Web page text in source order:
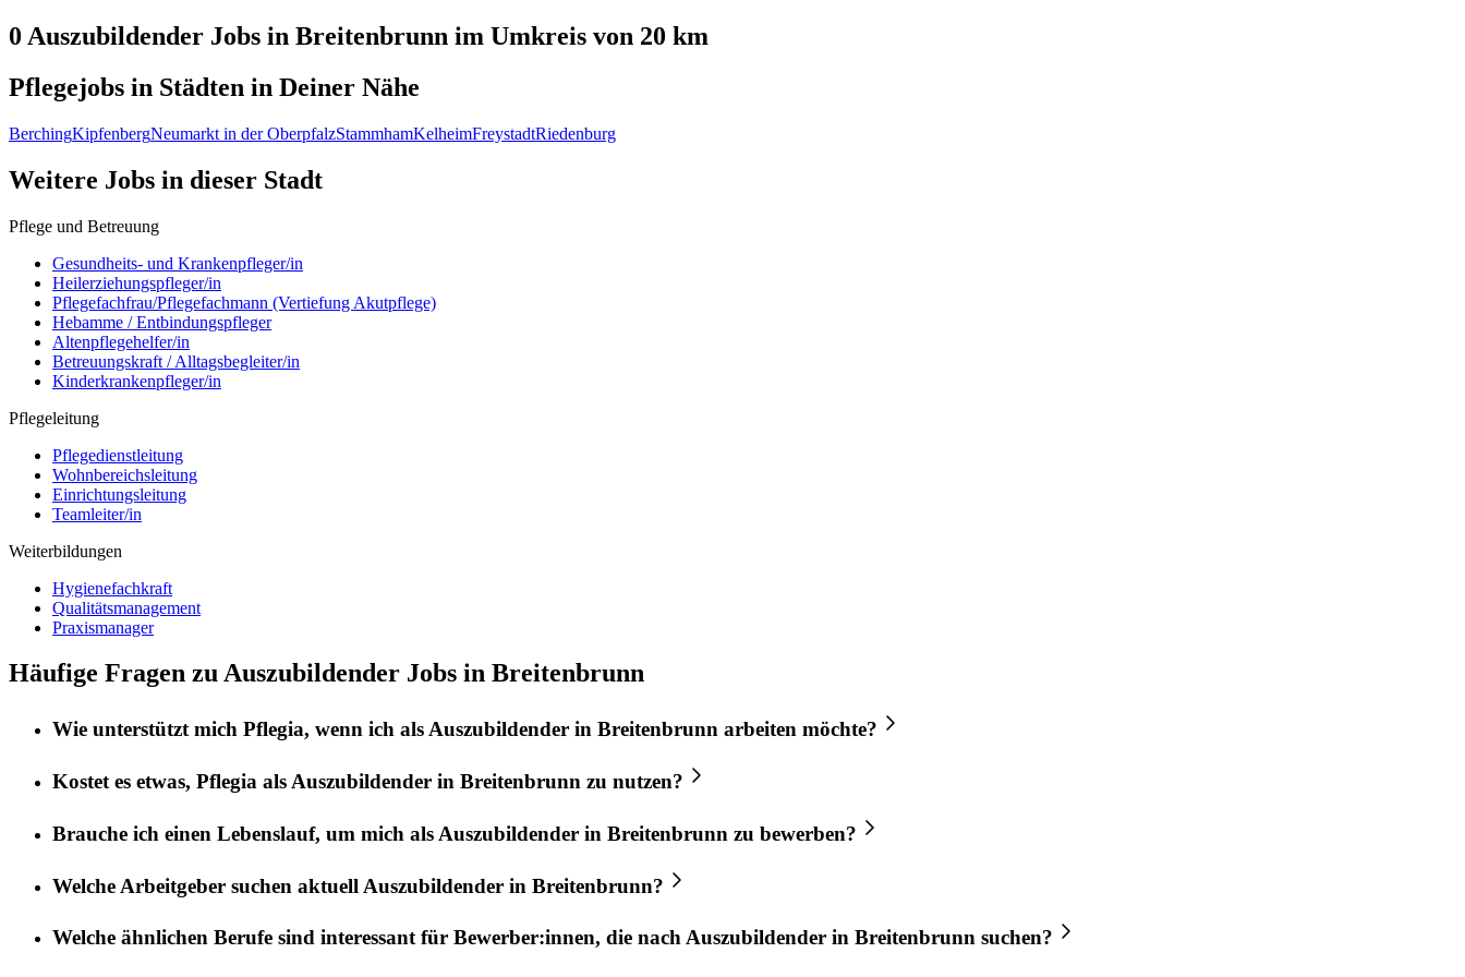
0 Auszubildender Jobs in Breitenbrunn im Umkreis von 20 km
Pflegejobs in Städten in Deiner Nähe
BerchingKipfenbergNeumarkt in der OberpfalzStammhamKelheimFreystadtRiedenburg
Weitere Jobs in dieser Stadt
Pflege und Betreuung
Gesundheits- und Krankenpfleger/in
Heilerziehungspfleger/in
Pflegefachfrau/Pflegefachmann (Vertiefung Akutpflege)
Hebamme / Entbindungspfleger
Altenpflegehelfer/in
Betreuungskraft / Alltagsbegleiter/in
Kinderkrankenpfleger/in
Pflegeleitung
Pflegedienstleitung
Wohnbereichsleitung
Einrichtungsleitung
Teamleiter/in
Weiterbildungen
Hygienefachkraft
Qualitätsmanagement
Praxismanager
Häufige Fragen zu Auszubildender Jobs in Breitenbrunn
Wie unterstützt mich Pflegia, wenn ich alsAuszubildender in Breitenbrunn arbeiten möchte?
Kostet es etwas, Pflegia als Auszubildender in Breitenbrunn zu nutzen?
Brauche ich einen Lebenslauf, um mich als Auszubildender in Breitenbrunn zu bewerben?
Welche Arbeitgeber suchen aktuell Auszubildender in Breitenbrunn?
Welche ähnlichen Berufe sind interessant für Bewerber:innen, die nachAuszubildender in Breitenbrunn suchen?